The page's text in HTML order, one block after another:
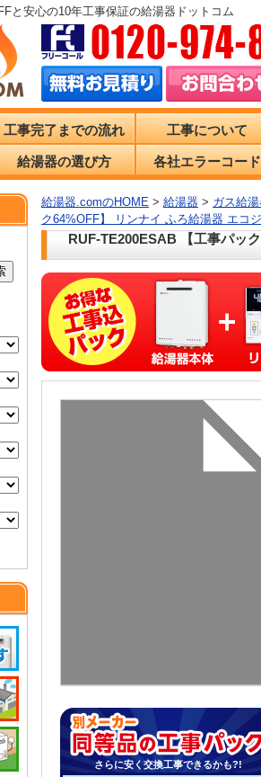
と安心の10年工事保証の給湯器ドットコム
工事完了までの流れ 工事について
給湯器の選び方 各社エラーコード
給湯器.comのHOME > 給湯器 > ガス給
ク64%OFF】 リンナイ ふろ給湯器 エコ
RUF-TE200ESAB 【工事パッ
さらに安く交換工事できるかも?!